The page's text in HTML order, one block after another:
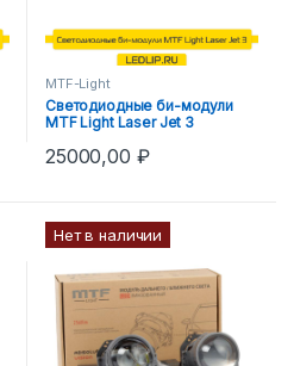
MTF-Light
Светодиодные би-модули
MTF Light Laser Jet 3
25000,00 ₽
Нет в наличии